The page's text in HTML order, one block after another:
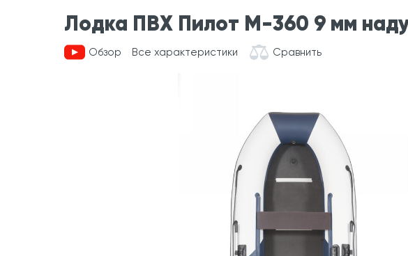
Лодка ПВХ Пилот М-360 9 мм
Обзор Все характеристики Сравнить